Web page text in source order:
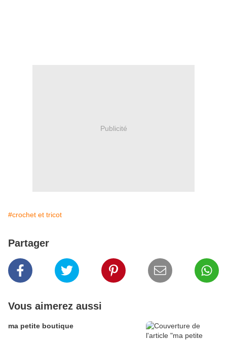
Publicité
#crochet et tricot
Partager
Vous aimerez aussi
ma petite boutique